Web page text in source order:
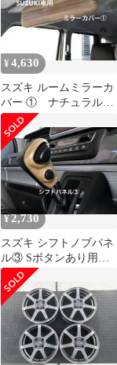
¥4,630
スズキ ルームミラーカ
バー ① ナチュラルウ
ッド 新型ジムニー
初代 ハスラー
¥2,730
スズキ シフトノブパネ
ル③ Sボタンあり用
ナチュラルウッド 新
型ハスラー